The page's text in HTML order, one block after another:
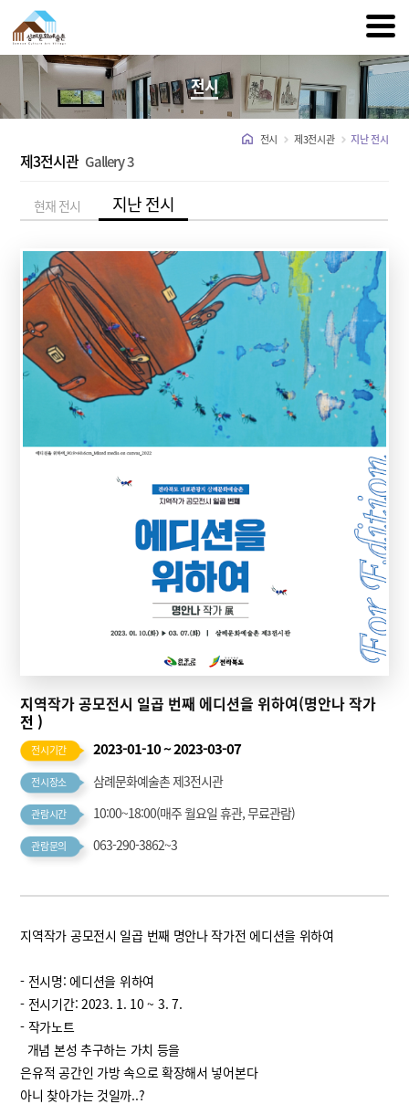
전시
전시 제3전시관 지난 전시
제3전시관 Gallery 3
현재 전시 지난 전시
지역작가 공모전시 일곱 번째 에디션을 위하여(명안나 작가
전 )
전시기간 2023-01-10 ~ 2023-03-07
전시장소 삼례문화예술촌 제3전시관
관람시간 10:00~18:00(매주 월요일 휴관, 무료관람)
관람문의 063-290-3862~3
지역작가 공모전시 일곱 번째 명안나 작가전 에디션을 위하여
- 전시명: 에디션을 위하여
- 전시기간: 2023. 1. 10 ~ 3. 7.
- 작가노트
개념 본성 추구하는 가치 등을
은유적 공간인 가방 속으로 확장해서 넣어본다
아니 찾아가는 것일까..?